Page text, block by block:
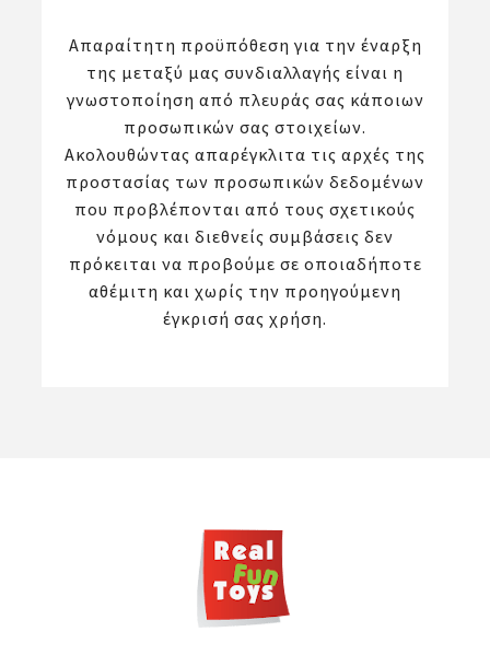
Απαραίτητη προϋπόθεση για την έναρξη
της μεταξύ μας συνδιαλλαγής είναι η
γνωστοποίηση από πλευράς σας κάποιων
προσωπικών σας στοιχείων.
Ακολουθώντας απαρέγκλιτα τις αρχές της
προστασίας των προσωπικών δεδομένων
που προβλέπονται από τους σχετικούς
νόμους και διεθνείς συμβάσεις δεν
πρόκειται να προβούμε σε οποιαδήποτε
αθέμιτη και χωρίς την προηγούμενη
έγκρισή σας χρήση.